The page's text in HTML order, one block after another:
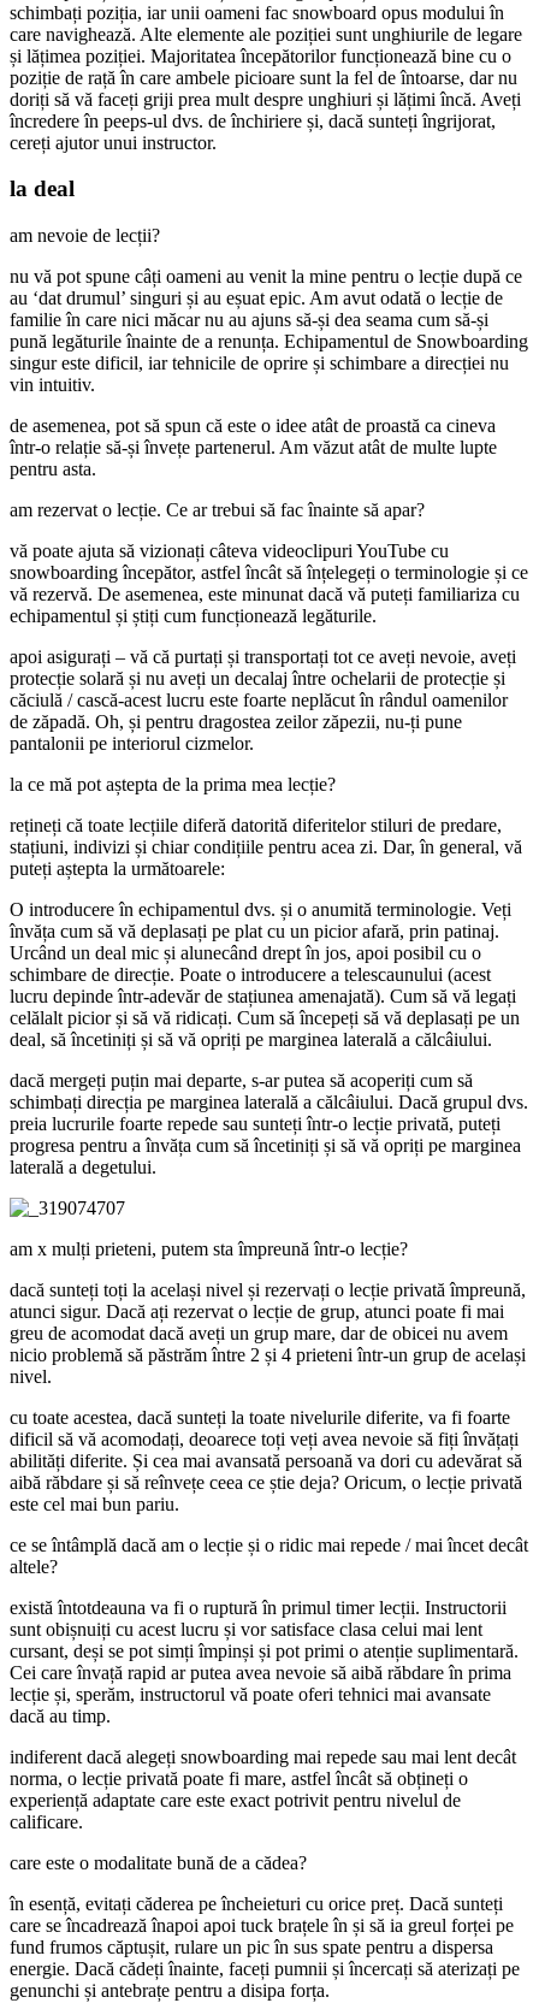
schimbați poziția, iar unii oameni fac snowboard opus modului în
care navighează. Alte elemente ale poziției sunt unghiurile de legare
și lățimea poziției. Majoritatea începătorilor funcționează bine cu o
poziție de rață în care ambele picioare sunt la fel de întoarse, dar nu
doriți să vă faceți griji prea mult despre unghiuri și lățimi încă. Aveți
încredere în peeps-ul dvs. de închiriere și, dacă sunteți îngrijorat,
cereți ajutor unui instructor.
la deal
am nevoie de lecții?
nu vă pot spune câți oameni au venit la mine pentru o lecție după ce
au ‘dat drumul’ singuri și au eșuat epic. Am avut odată o lecție de
familie în care nici măcar nu au ajuns să-și dea seama cum să-și
pună legăturile înainte de a renunța. Echipamentul de Snowboarding
singur este dificil, iar tehnicile de oprire și schimbare a direcției nu
vin intuitiv.
de asemenea, pot să spun că este o idee atât de proastă ca cineva
într-o relație să-și învețe partenerul. Am văzut atât de multe lupte
pentru asta.
am rezervat o lecție. Ce ar trebui să fac înainte să apar?
vă poate ajuta să vizionați câteva videoclipuri YouTube cu
snowboarding începător, astfel încât să înțelegeți o terminologie și ce
vă rezervă. De asemenea, este minunat dacă vă puteți familiariza cu
echipamentul și știți cum funcționează legăturile.
apoi asigurați – vă că purtați și transportați tot ce aveți nevoie, aveți
protecție solară și nu aveți un decalaj între ochelarii de protecție și
căciulă / cască-acest lucru este foarte neplăcut în rândul oamenilor
de zăpadă. Oh, și pentru dragostea zeilor zăpezii, nu-ți pune
pantalonii pe interiorul cizmelor.
la ce mă pot aștepta de la prima mea lecție?
rețineți că toate lecțiile diferă datorită diferitelor stiluri de predare,
stațiuni, indivizi și chiar condițiile pentru acea zi. Dar, în general, vă
puteți aștepta la următoarele:
O introducere în echipamentul dvs. și o anumită terminologie. Veți
învăța cum să vă deplasați pe plat cu un picior afară, prin patinaj.
Urcând un deal mic și alunecând drept în jos, apoi posibil cu o
schimbare de direcție. Poate o introducere a telescaunului (acest
lucru depinde într-adevăr de stațiunea amenajată). Cum să vă legați
celălalt picior și să vă ridicați. Cum să începeți să vă deplasați pe un
deal, să încetiniți și să vă opriți pe marginea laterală a călcâiului.
dacă mergeți puțin mai departe, s-ar putea să acoperiți cum să
schimbați direcția pe marginea laterală a călcâiului. Dacă grupul dvs.
preia lucrurile foarte repede sau sunteți într-o lecție privată, puteți
progresa pentru a învăța cum să încetiniți și să vă opriți pe marginea
laterală a degetului.
am x mulți prieteni, putem sta împreună într-o lecție?
dacă sunteți toți la același nivel și rezervați o lecție privată împreună,
atunci sigur. Dacă ați rezervat o lecție de grup, atunci poate fi mai
greu de acomodat dacă aveți un grup mare, dar de obicei nu avem
nicio problemă să păstrăm între 2 și 4 prieteni într-un grup de același
nivel.
cu toate acestea, dacă sunteți la toate nivelurile diferite, va fi foarte
dificil să vă acomodați, deoarece toți veți avea nevoie să fiți învățați
abilități diferite. Și cea mai avansată persoană va dori cu adevărat să
aibă răbdare și să reînvețe ceea ce știe deja? Oricum, o lecție privată
este cel mai bun pariu.
ce se întâmplă dacă am o lecție și o ridic mai repede / mai încet decât
altele?
există întotdeauna va fi o ruptură în primul timer lecții. Instructorii
sunt obișnuiți cu acest lucru și vor satisface clasa celui mai lent
cursant, deși se pot simți împinși și pot primi o atenție suplimentară.
Cei care învață rapid ar putea avea nevoie să aibă răbdare în prima
lecție și, sperăm, instructorul vă poate oferi tehnici mai avansate
dacă au timp.
indiferent dacă alegeți snowboarding mai repede sau mai lent decât
norma, o lecție privată poate fi mare, astfel încât să obțineți o
experiență adaptate care este exact potrivit pentru nivelul de
calificare.
care este o modalitate bună de a cădea?
în esență, evitați căderea pe încheieturi cu orice preț. Dacă sunteți
care se încadrează înapoi apoi tuck brațele în și să ia greul forței pe
fund frumos căptușit, rulare un pic în sus spate pentru a dispersa
energie. Dacă cădeți înainte, faceți pumnii și încercați să aterizați pe
genunchi și antebrațe pentru a disipa forța.